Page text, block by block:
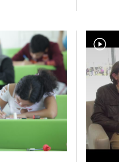
por un
PUCP.
Fabiola